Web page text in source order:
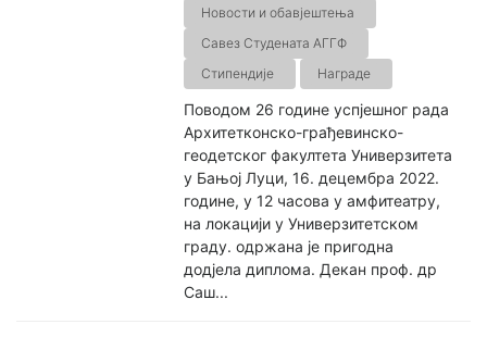
Новости и обавјештења
Савез Студената АГГФ
Стипендије
Награде
Поводом 26 године успјешног рада
Архитетконско-грађевинско-
геодетског факултета Универзитета
у Бањој Луци, 16. децембра 2022.
године, у 12 часова у амфитеатру,
на локацији у Универзитетском
граду. одржана је пригодна
додјела диплома. Декан проф. др
Саш...